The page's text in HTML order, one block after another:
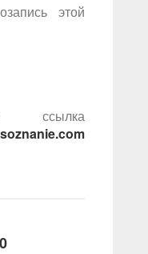
этой
ссылка
0